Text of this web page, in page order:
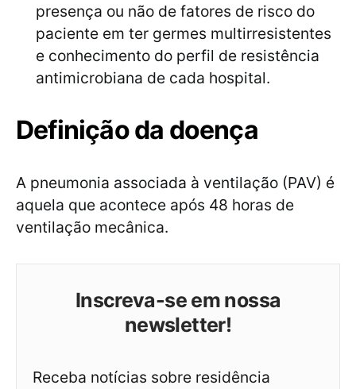
presença ou não de fatores de risco do
paciente em ter germes multirresistentes
e conhecimento do perfil de resistência
antimicrobiana de cada hospital.
Definição da doença
A pneumonia associada à ventilação (PAV) é
aquela que acontece após 48 horas de
ventilação mecânica.
Inscreva-se em nossa
newsletter!
Receba notícias sobre residência